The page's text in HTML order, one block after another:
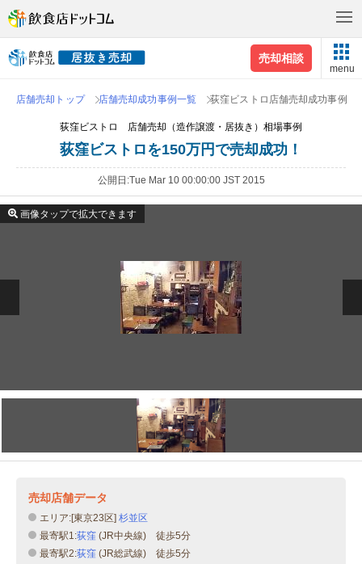
売却相談
menu
店舗売却トップ 店舗売却成功事例一覧 荻窪ビストロ店舗売却成功事例
荻窪ビストロ 店舗売却（造作譲渡・居抜き）相場事例
荻窪ビストロを150万円で売却成功！
公開日 Tue Mar 10 00:00:00 JST 2015
画像タップで拡大できます
売却店舗データ
エリア:[東京23区] 杉並区
最寄駅1:荻窪 (JR中央線) 徒歩5分
最寄駅2:荻窪 (JR総武線) 徒歩5分